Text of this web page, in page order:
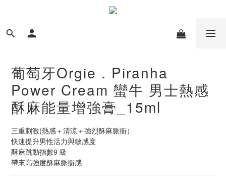
葡萄牙Orgie．Piranha
Power Cream 蠻牛 男士熱感
酥麻能量增強膏_15ml
三重刺激(熱感＋清涼＋強烈酥麻脈衝）
快速提升男性活力與敏感度
酥麻跳動指數9 級
帶來高強度酥麻脈衝感